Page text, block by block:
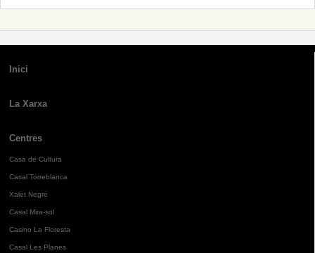
Inici
La Xarxa
Centres
Casa de Cultura
Casal Torreblanca
Xalet Negre
Casal Mira-sol
Casino La Floresta
Casal Les Planes